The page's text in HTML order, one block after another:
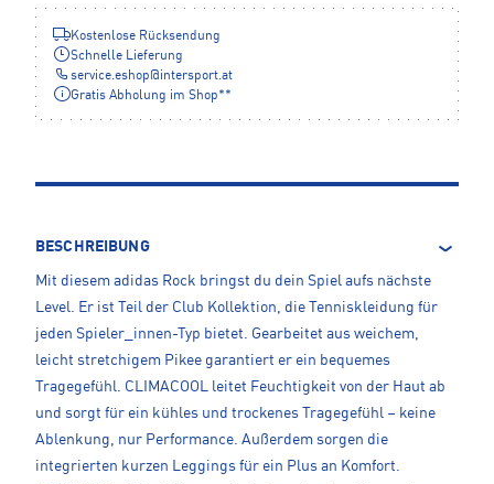
Kostenlose Rücksendung
Schnelle Lieferung
service.eshop@intersport.at
Gratis Abholung im Shop**
BESCHREIBUNG
Mit diesem adidas Rock bringst du dein Spiel aufs nächste
Level. Er ist Teil der Club Kollektion, die Tenniskleidung für
jeden Spieler_innen-Typ bietet. Gearbeitet aus weichem,
leicht stretchigem Pikee garantiert er ein bequemes
Tragegefühl. CLIMACOOL leitet Feuchtigkeit von der Haut ab
und sorgt für ein kühles und trockenes Tragegefühl – keine
Ablenkung, nur Performance. Außerdem sorgen die
integrierten kurzen Leggings für ein Plus an Komfort.